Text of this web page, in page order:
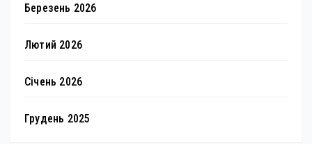
Березень 2026
Лютий 2026
Січень 2026
Грудень 2025